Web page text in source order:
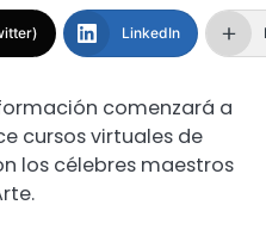
LinkedIn
comenzará a
cursos virtuales de
los célebres maestros